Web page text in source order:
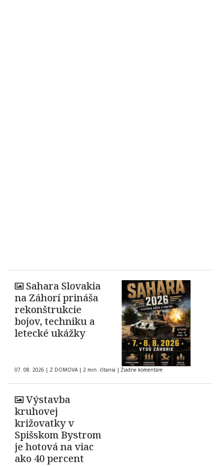
Sahara Slovakia
na Záhorí prináša
rekonštrukcie
bojov, techniku a
letecké ukážky
07. 08. 2026 | Z DOMOVA | 2 min. čítania | Žiadne komentáre
Výstavba
kruhovej
križovatky v
Spišskom Bystrom
je hotová na viac
ako 40 percent